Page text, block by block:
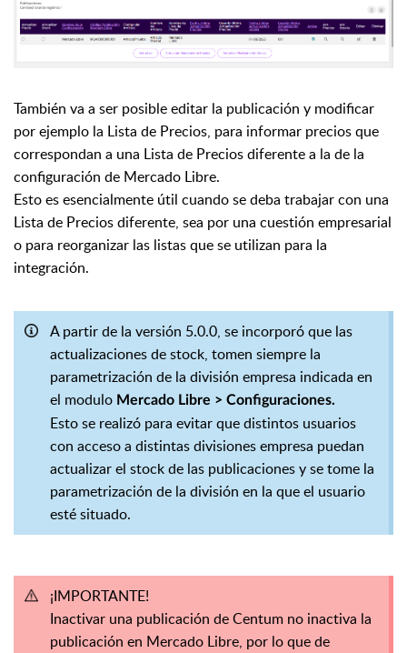
También va a ser posible editar la publicación y modificar
por ejemplo la Lista de Precios, para informar precios que
correspondan a una Lista de Precios diferente a la de la
configuración de Mercado Libre.
Esto es esencialmente útil cuando se deba trabajar con una
Lista de Precios diferente, sea por una cuestión empresarial
o para reorganizar las listas que se utilizan para la
integración.
A partir de la versión 5.0.0, se incorporó que las
actualizaciones de stock, tomen siempre la
parametrización de la división empresa indicada en
el modulo Mercado Libre > Configuraciones.
Esto se realizó para evitar que distintos usuarios
con acceso a distintas divisiones empresa puedan
actualizar el stock de las publicaciones y se tome la
parametrización de la división en la que el usuario
esté situado.
¡IMPORTANTE!
Inactivar una publicación de Centum no inactiva la
publicación en Mercado Libre, por lo que de